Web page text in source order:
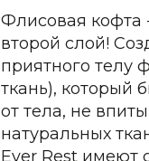
Флисовая кофта
второй слой!
приятного телу
ткань), который
от тела, не
натуральных
Ever Rest имеют